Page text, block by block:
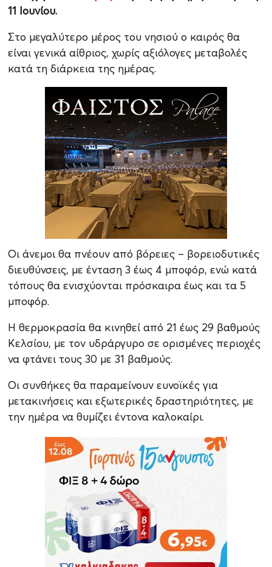
11 Ιουνίου.
Στο μεγαλύτερο μέρος του νησιού ο καιρός θα
είναι γενικά αίθριος, χωρίς αξιόλογες μεταβολές
κατά τη διάρκεια της ημέρας.
Οι άνεμοι θα πνέουν από βόρειες – βορειοδυτικές
διευθύνσεις, με ένταση 3 έως 4 μποφόρ, ενώ κατά
τόπους θα ενισχύονται πρόσκαιρα έως και τα 5
μποφόρ.
Η θερμοκρασία θα κινηθεί από 21 έως 29 βαθμούς
Κελσίου, με τον υδράργυρο σε ορισμένες περιοχές
να φτάνει τους 30 με 31 βαθμούς.
Οι συνθήκες θα παραμείνουν ευνοϊκές για
μετακινήσεις και εξωτερικές δραστηριότητες, με
την ημέρα να θυμίζει έντονα καλοκαίρι.